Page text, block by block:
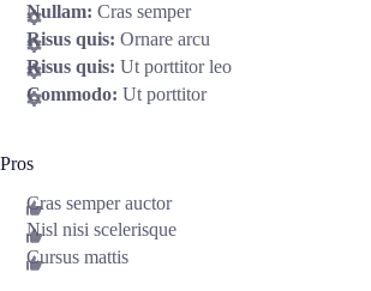
Nullam: Cras semper
Risus quis: Ornare arcu
Risus quis: Ut porttitor leo
Commodo: Ut porttitor
Pros
Cras semper auctor
Nisl nisi scelerisque
Cursus mattis